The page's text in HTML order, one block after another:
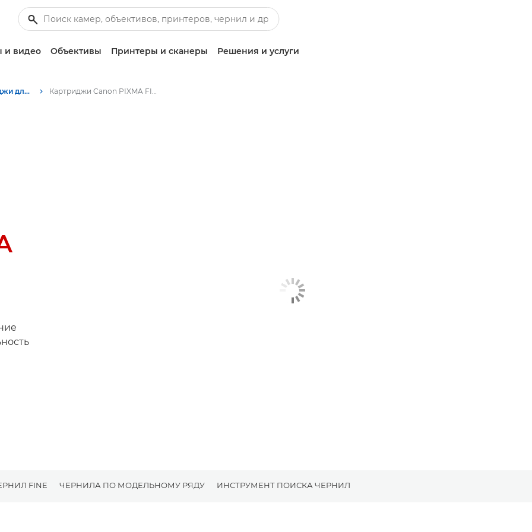
и видео Объективы Принтеры и сканеры Решения и услуги
Чернильные картриджи для PIXMA Картриджи Canon PIXMA FINE
FINE ЧЕРНИЛА ПО МОДЕЛЬНОМУ РЯДУ ИНСТРУМЕНТ ПОИСКА ЧЕРНИЛ